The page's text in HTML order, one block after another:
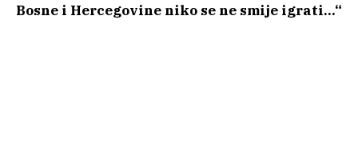
Bosne i Hercegovine niko se ne smije igrati…“